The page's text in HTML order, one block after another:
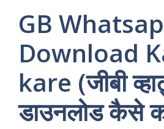
GB
Download
kare (जीबी
डाउनलोड कैसे